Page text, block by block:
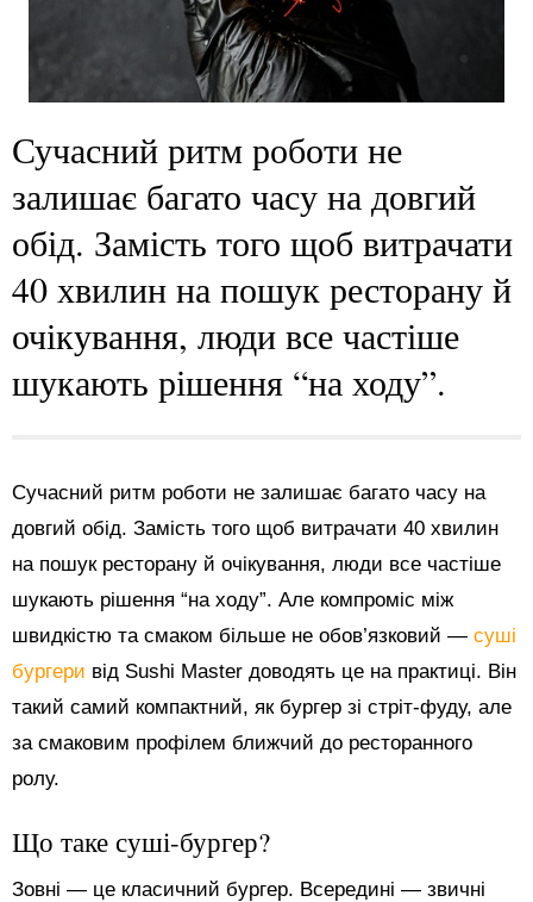
Сучасний ритм роботи не
залишає багато часу на довгий
обід. Замість того щоб витрачати
40 хвилин на пошук ресторану й
очікування, люди все частіше
шукають рішення “на ходу”.
Сучасний ритм роботи не залишає багато часу на
довгий обід. Замість того щоб витрачати 40 хвилин
на пошук ресторану й очікування, люди все частіше
шукають рішення “на ходу”. Але компроміс між
швидкістю та смаком більше не обов’язковий — суші
бургери від Sushi Master доводять це на практиці. Він
такий самий компактний, як бургер зі стріт-фуду, але
за смаковим профілем ближчий до ресторанного
ролу.
Що таке суші-бургер?
Зовні — це класичний бургер. Всередині — звичні